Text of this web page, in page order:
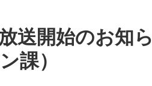
送開始のお知ら
課）